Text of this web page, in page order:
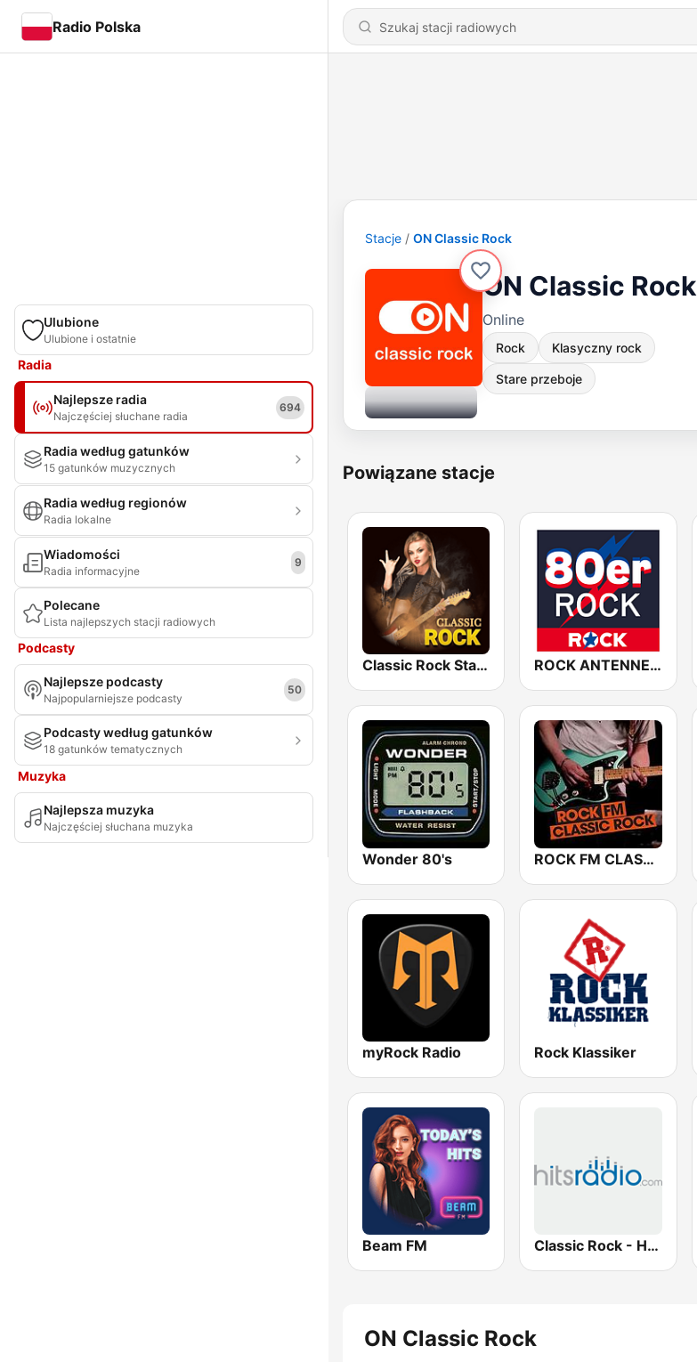
Radio Polska
Ulubione
Ulubione i ostatnie
Radia
Najlepsze radia
Najczęściej słuchane radia
694
Radia według gatunków
15 gatunków muzycznych
Radia według regionów
Radia lokalne
Wiadomości
Radia informacyjne
9
Polecane
Lista najlepszych stacji radiowych
Podcasty
Najlepsze podcasty
Najpopularniejsze podcasty
50
Podcasty według gatunków
18 gatunków tematycznych
Muzyka
Najlepsza muzyka
Najczęściej słuchana muzyka
Stacje ON Classic Rock
ON Classic Rock
Online
Rock Klasyczny rock
Stare przeboje
Powiązane stacje
Classic Rock Station ROCK ANTENNE 80er Rock
Wonder 80's ROCK FM CLASSIC ROCK
myRock Radio Rock Klassiker
Beam FM Classic Rock - Hits Radio
ON Classic Rock